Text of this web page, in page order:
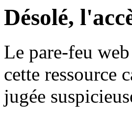
Désolé,
Le pare-feu
cette ressource
jugée